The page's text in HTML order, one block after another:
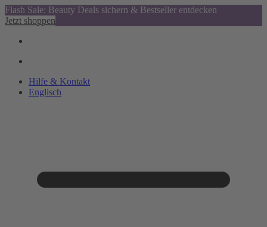
Flash Sale: Beauty Deals sichern & Bestseller entdecken
Jetzt shoppen
Hilfe & Kontakt
Englisch